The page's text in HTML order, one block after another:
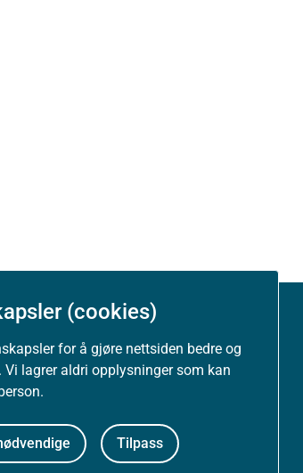
(cookies)
for å gjøre nettsiden bedre og
lagrer aldri opplysninger som kan
Tilpass
(uustatus.no)